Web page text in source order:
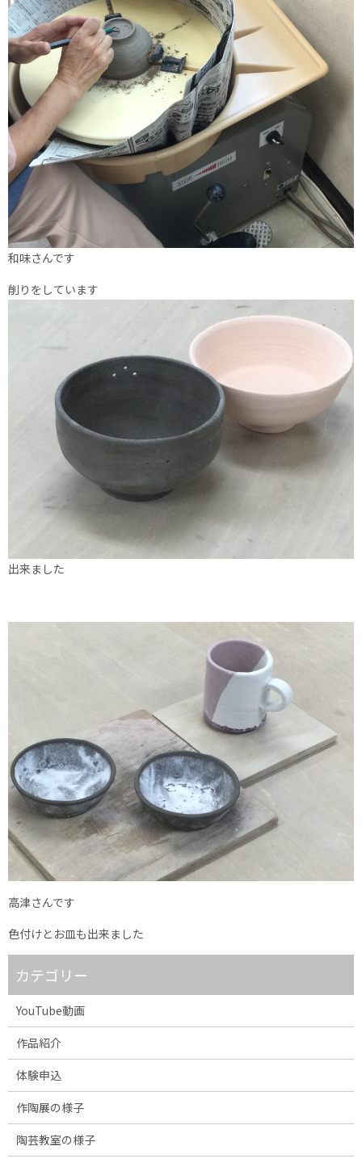
和味さんです
削りをしています
出来ました
高津さんです
色付けとお皿も出来ました
カテゴリー
YouTube動画
作品紹介
体験申込
作陶展の様子
陶芸教室の様子